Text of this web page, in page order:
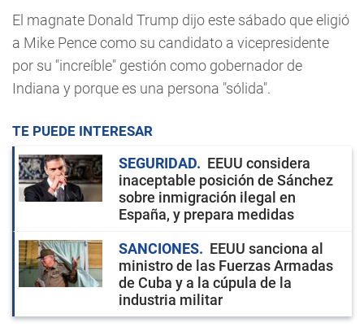
El magnate Donald Trump dijo este sábado que eligió
a Mike Pence como su candidato a vicepresidente
por su "increíble" gestión como gobernador de
Indiana y porque es una persona "sólida".
TE PUEDE INTERESAR
SEGURIDAD
EEUU considera
inaceptable posición de Sánchez
sobre inmigración ilegal en
España, y prepara medidas
SANCIONES
EEUU sanciona al
ministro de las Fuerzas Armadas
de Cuba y a la cúpula de la
industria militar